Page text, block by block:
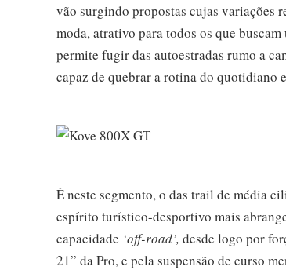
vão surgindo propostas cujas variações
moda, atrativo para todos os que
permite fugir das autoestradas rumo a
capaz de quebrar a rotina do quotidiano
É neste segmento, o das trail de média
espírito turístico-desportivo mais
capacidade ‘off-road’, desde logo por
21” da Pro, e pela suspensão de curso